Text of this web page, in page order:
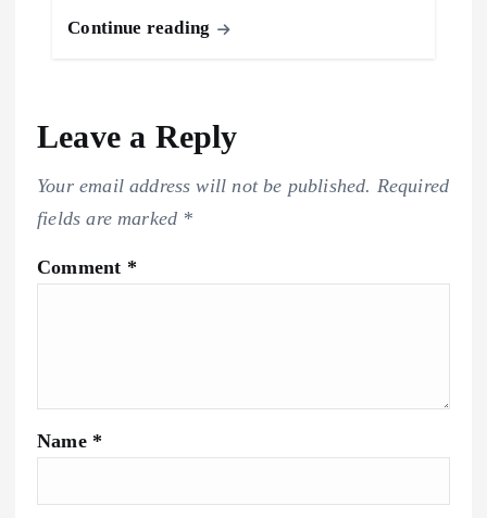
Continue reading
Leave a Reply
Your email address will not be published. Required
fields are marked *
Comment *
Name *